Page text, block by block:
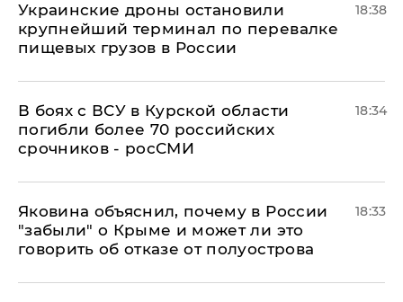
Украинские дроны остановили
крупнейший терминал по перевалке
пищевых грузов в России
18:38
В боях с ВСУ в Курской области
погибли более 70 российских
срочников - росСМИ
18:34
Яковина объяснил, почему в России
"забыли" о Крыме и может ли это
говорить об отказе от полуострова
18:33